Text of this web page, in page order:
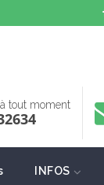
tout moment
INFOS